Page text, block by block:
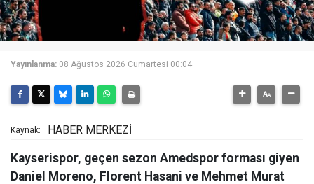
Yayınlanma: 08 Ağustos 2026 Cumartesi 00:04
Kaynak: HABER MERKEZİ
Kayserispor, geçen sezon Amedspor forması giyen
Daniel Moreno, Florent Hasani ve Mehmet Murat